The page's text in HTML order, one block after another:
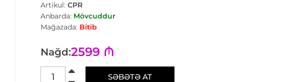
Artikul: CPR
Anbarda: Mövcuddur
Mağazada: Bitib
Nağd:2599 ₼
SƏBƏTƏ AT